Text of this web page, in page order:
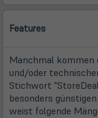
Features
Manchmal kommen
und/oder
Stichwort
besonders
weist folgende